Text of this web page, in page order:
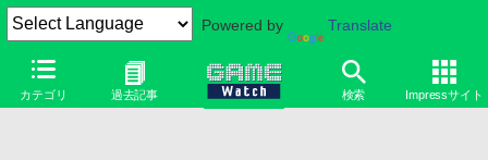
Powered by Translate
カテゴリ 過去記事 検索 Impressサイト